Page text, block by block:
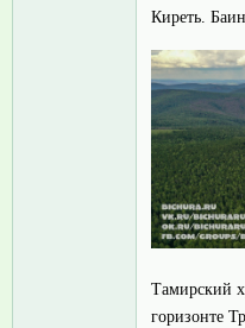
Киреть.
Тамирский
горизонте